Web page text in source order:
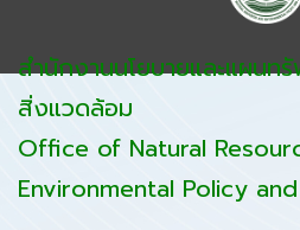
สำนักงานนโยบายและแผนท
สิ่งแวดล้อม
Office of Natural
Environmental Policy